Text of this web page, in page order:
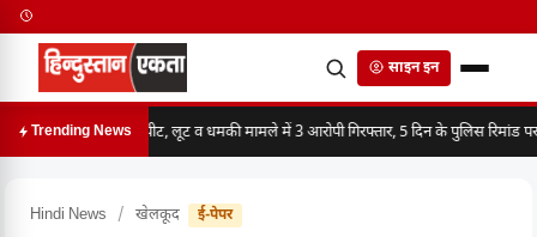
साइन इन
Trending Newsमारपीट, लूट व धमकी मामले में 3 आरोपी गिरफ्तार, 5 दिन के पुलिस रिमांड पर
Hindi News / खेलकूद ई-पेपर